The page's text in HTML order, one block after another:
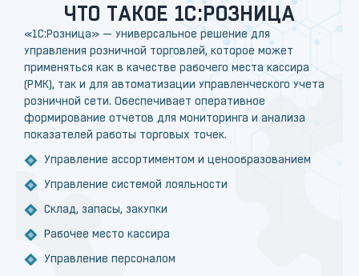
ЧТО ТАКОЕ 1С:РОЗНИЦА
«1С:Розница» — универсальное решение для
управления розничной торговлей, которое может
применяться как в качестве рабочего места кассира
(РМК), так и для автоматизации управленческого учета
розничной сети. Обеспечивает оперативное
формирование отчетов для мониторинга и анализа
показателей работы торговых точек.
Управление ассортиментом и ценообразованием
Управление системой лояльности
Склад, запасы, закупки
Рабочее место кассира
Управление персоналом